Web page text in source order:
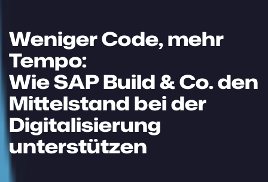
Weniger Code, mehr
Tempo:
Wie SAP Build & Co. den
Mittelstand bei der
Digitalisierung
unterstützen